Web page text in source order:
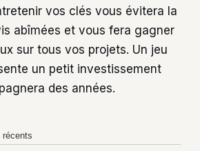
vos clés vous évitera la
abîmées et vous fera gagner
sur tous vos projets. Un jeu
un petit investissement
des années.